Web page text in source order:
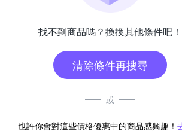
找不到商品嗎？換換其他條件吧！
清除條件再搜尋
或
也許你會對這些價格優惠中的商品感興趣！